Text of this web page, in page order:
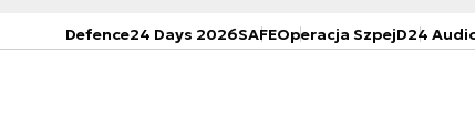
Defence24 Days 2026SAFEOperacja SzpejD24